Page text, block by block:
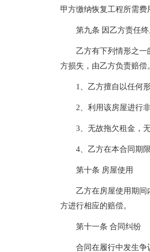
甲方缴纳恢复工程所需费
第九条 因乙方责任
乙方有下列情形之
方损失，由乙方负责赔偿
1、乙方擅自以任何
2、利用该房屋进行
3、无故拖欠租金，
4、乙方在本合同期
第十条 房屋使用
乙方在房屋使用期
方进行相应的赔偿。
第十一条 合同纠纷
合同在履行中发生争